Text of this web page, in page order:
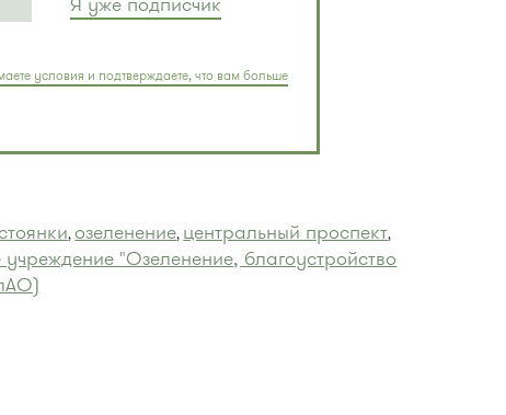
условия и подтверждаете, что вам больше
,озеленение, центральный проспект,
"Озеленение, благоустройство